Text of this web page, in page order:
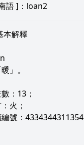
語]：loan2
解釋
」。
：13；
火；
號：4334344311354